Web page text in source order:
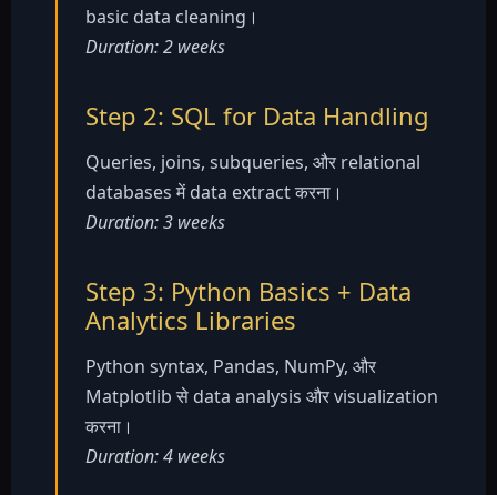
basic data cleaning।
Duration: 2 weeks
Step 2: SQL for Data Handling
Queries, joins, subqueries, और relational
databases में data extract करना।
Duration: 3 weeks
Step 3: Python Basics + Data
Analytics Libraries
Python syntax, Pandas, NumPy, और
Matplotlib से data analysis और visualization
करना।
Duration: 4 weeks